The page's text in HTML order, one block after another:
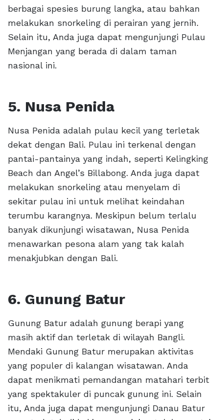
berbagai spesies burung langka, atau bahkan
melakukan snorkeling di perairan yang jernih.
Selain itu, Anda juga dapat mengunjungi Pulau
Menjangan yang berada di dalam taman
nasional ini.
5. Nusa Penida
Nusa Penida adalah pulau kecil yang terletak
dekat dengan Bali. Pulau ini terkenal dengan
pantai-pantainya yang indah, seperti Kelingking
Beach dan Angel’s Billabong. Anda juga dapat
melakukan snorkeling atau menyelam di
sekitar pulau ini untuk melihat keindahan
terumbu karangnya. Meskipun belum terlalu
banyak dikunjungi wisatawan, Nusa Penida
menawarkan pesona alam yang tak kalah
menakjubkan dengan Bali.
6. Gunung Batur
Gunung Batur adalah gunung berapi yang
masih aktif dan terletak di wilayah Bangli.
Mendaki Gunung Batur merupakan aktivitas
yang populer di kalangan wisatawan. Anda
dapat menikmati pemandangan matahari terbit
yang spektakuler di puncak gunung ini. Selain
itu, Anda juga dapat mengunjungi Danau Batur